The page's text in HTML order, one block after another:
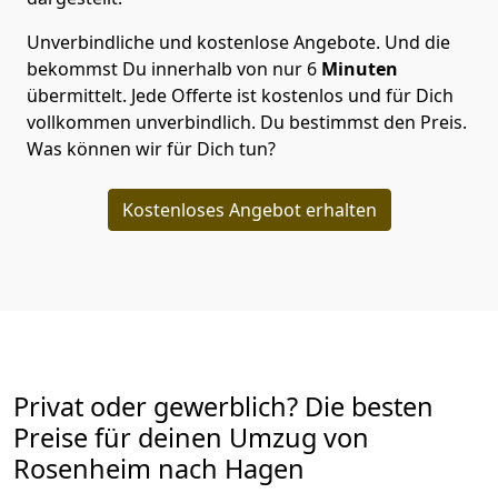
Unverbindliche und kostenlose Angebote. Und die
bekommst Du innerhalb von nur 6 Minuten
übermittelt. Jede Offerte ist kostenlos und für Dich
vollkommen unverbindlich. Du bestimmst den Preis.
Was können wir für Dich tun?
Kostenloses Angebot erhalten
Privat oder gewerblich? Die besten
Preise für deinen Umzug von
Rosenheim nach Hagen